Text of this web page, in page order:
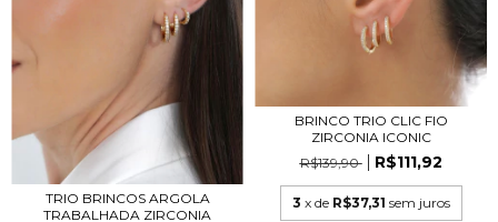
TRIO BRINCOS ARGOLA
TRABALHADA ZIRCONIA
BRINCO TRIO CLIC FIO
ZIRCONIA ICONIC
R$139,90
R$111,92
3 x de R$37,31 sem juros